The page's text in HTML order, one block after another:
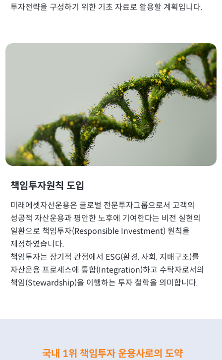
투자전략을 구성하기 위한 기초 자료로 활용할 계획입니다.
책임투자원칙 도입
미래에셋자산운용은 글로벌 전문투자그룹으로서 고객의
성공적 자산운용과 평안한 노후에 기여한다는 비전 실현의
일환으로 책임투자(Responsible Investment) 원칙을
제정하였습니다.
책임투자는 장기적 관점에서 ESG(환경, 사회, 지배구조)를
자산운용 프로세스에 통합(Integration)하고 수탁자로서의
책임(Stewardship)을 이행하는 투자 철학을 의미합니다.
국내 1위 책임투자 운용사로의 도약